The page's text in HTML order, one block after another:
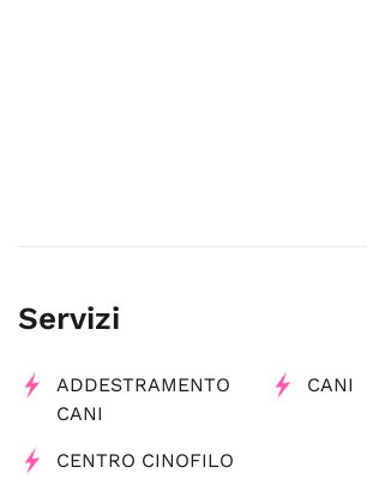
Servizi
ADDESTRAMENTO
CANI
CANI
CENTRO CINOFILO